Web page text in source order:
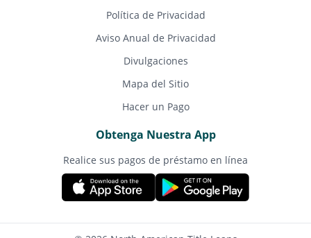
Política de Privacidad
Aviso Anual de Privacidad
Divulgaciones
Mapa del Sitio
Hacer un Pago
Obtenga Nuestra App
Realice sus pagos de préstamo en línea